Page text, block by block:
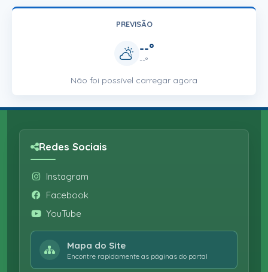
PREVISÃO
--°
--°
Não foi possível carregar agora
Redes Sociais
Instagram
Facebook
YouTube
Mapa do Site
Encontre rapidamente as páginas do portal